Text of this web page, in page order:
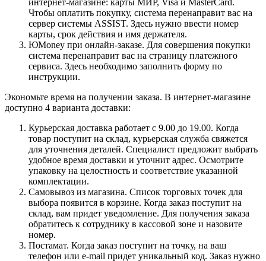
интернет-магазине: карты МИР, Visa и MasterCard.
Чтобы оплатить покупку, система перенаправит вас на
сервер системы ASSIST. Здесь нужно ввести номер
карты, срок действия и имя держателя.
ЮMoney при онлайн-заказе. Для совершения покупки
система перенаправит вас на страницу платежного
сервиса. Здесь необходимо заполнить форму по
инструкции.
Экономьте время на получении заказа. В интернет-магазине
доступно 4 варианта доставки:
Курьерская доставка работает с 9.00 до 19.00. Когда
товар поступит на склад, курьерская служба свяжется
для уточнения деталей. Специалист предложит выбрать
удобное время доставки и уточнит адрес. Осмотрите
упаковку на целостность и соответствие указанной
комплектации.
Самовывоз из магазина. Список торговых точек для
выбора появится в корзине. Когда заказ поступит на
склад, вам придет уведомление. Для получения заказа
обратитесь к сотруднику в кассовой зоне и назовите
номер.
Постамат. Когда заказ поступит на точку, на ваш
телефон или e-mail придет уникальный код. Заказ нужно